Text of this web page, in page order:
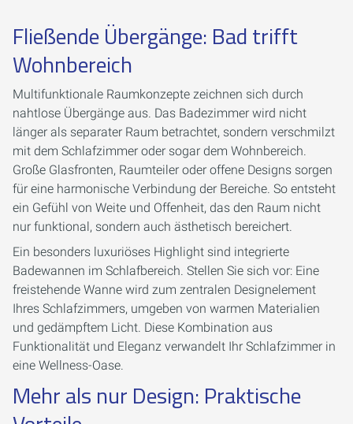
Fließende Übergänge: Bad trifft
Wohnbereich
Multifunktionale Raumkonzepte zeichnen sich durch
nahtlose Übergänge aus. Das Badezimmer wird nicht
länger als separater Raum betrachtet, sondern verschmilzt
mit dem Schlafzimmer oder sogar dem Wohnbereich.
Große Glasfronten, Raumteiler oder offene Designs sorgen
für eine harmonische Verbindung der Bereiche. So entsteht
ein Gefühl von Weite und Offenheit, das den Raum nicht
nur funktional, sondern auch ästhetisch bereichert.
Ein besonders luxuriöses Highlight sind integrierte
Badewannen im Schlafbereich. Stellen Sie sich vor: Eine
freistehende Wanne wird zum zentralen Designelement
Ihres Schlafzimmers, umgeben von warmen Materialien
und gedämpftem Licht. Diese Kombination aus
Funktionalität und Eleganz verwandelt Ihr Schlafzimmer in
eine Wellness-Oase.
Mehr als nur Design: Praktische